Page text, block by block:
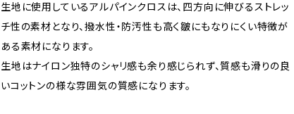
生地に使用しているアルパインクロスは、四方向に伸びるストレッ
チ性の素材となり、撥水性・防汚性も高く皺にもなりにくい特徴が
ある素材になります。
生地はナイロン独特のシャリ感も余り感じられず、質感も滑りの良
いコットンの様な雰囲気の質感になります。